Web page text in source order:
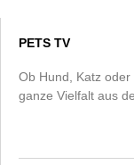
PETS TV
Ob Hund, Katz
ganze Vielfalt aus